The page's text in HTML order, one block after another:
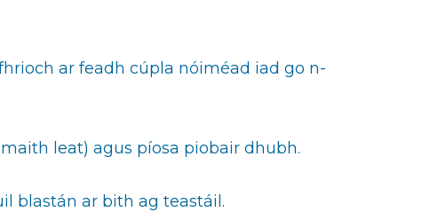
ar feadh cúpla nóiméad iad go n-
leat) agus píosa piobair dhubh.
blastán ar bith ag teastáil.